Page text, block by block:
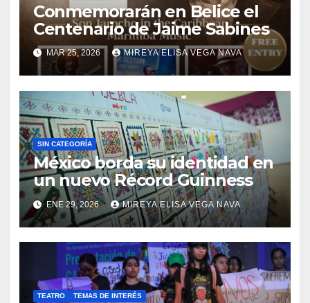
Conmemorarán en Belice el
Centenario de Jaime Sabines
MAR 25, 2026 MIREYA ELISA VEGA NAVA
SIN CATEGORÍA
México borda su identidad en
un nuevo Récord Guinness
ENE 29, 2026 MIREYA ELISA VEGA NAVA
TEATRO TEMAS DE INTERÉS